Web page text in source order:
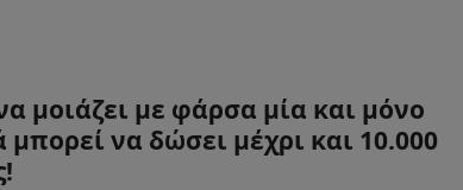
μοιάζει με φάρσα μία και μόνο
μπορεί να δώσει μέχρι και 10.000